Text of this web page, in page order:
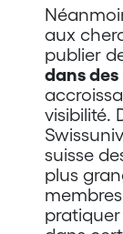
aux
publier
dans
visibilité.
suisse
plus